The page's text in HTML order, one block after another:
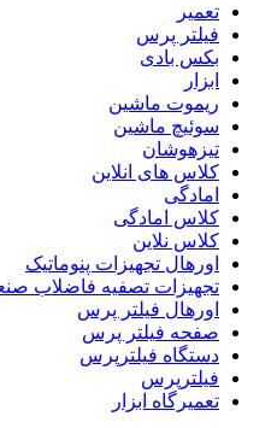
تعمیر
فیلتر پرس
بکس بادی
ابزار
ریموت ماشین
سوئیچ ماشین
تیزهوشان
کلاس های انلاین
امادگی
کلاس امادگی
کلاس نلاین
اورهال تجهیزات پنوماتیک
تجهیزات تصفیه فاضلاب
اورهال فیلتر پرس
صفحه فیلتر پرس
دستگاه فیلترپرس
فیلترپرس
تعمیرگاه ابزار